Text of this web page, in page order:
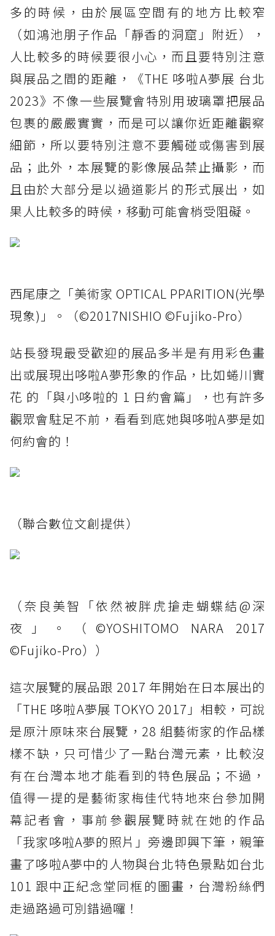
多的時候，由於展區空間有的地方比較窄
（如鴻池朋子作品「靜香的洞窟」附近），
人比較多的時候要很小心，而且要特別注意
與展品之間的距離，《THE 哆啦A夢展 台北
2023》不像一些展覽會特別用玻璃罩把展品
包裹的嚴嚴實實，而是可以讓你近距離觀察
細節，所以要特別注意不要觸碰或傷害到展
品；此外，本展覽的影像展品禁止攝影，而
且由於大部分是以過道影片的形式展出，如
果人比較多的時候，移動可能會梢受阻礙。
西尾康之「美術家 OPTICAL PPARITION(光學
現象)」。（©2017NISHIO ©Fujiko-Pro）
站長發現最受歡迎的展品多半是有用彩色畫
出或展現出哆啦A夢形象的作品，比如蜷川實
花 的「與小哆啦的 1 日約會篇」，也有許多
觀眾會駐足不前，看看到底她與哆啦A夢是如
何約會的！
（聯合數位文創提供）
（奈良美智「依然被胖虎搶走蝴蝶結@深
夜」。（©YOSHITOMO NARA 2017
©Fujiko-Pro））
這次展覽的展品跟 2017 年開始在日本展出的
「THE 哆啦A夢展 TOKYO 2017」相較，可說
是原汁原味來台展覽，28 組藝術家的作品樣
樣不缺，只可惜少了一點台灣元素，比較沒
有在台灣本地才能看到的特色展品；不過，
值得一提的是藝術家梅佳代特地來台參加開
幕記者會，事前參觀展覽時就在她的作品
「我家哆啦A夢的照片」旁邊即興下筆，親筆
畫了哆啦A夢中的人物與台北特色景點如台北
101 跟中正紀念堂同框的圖畫，台灣粉絲們
走過路過可別錯過囉！